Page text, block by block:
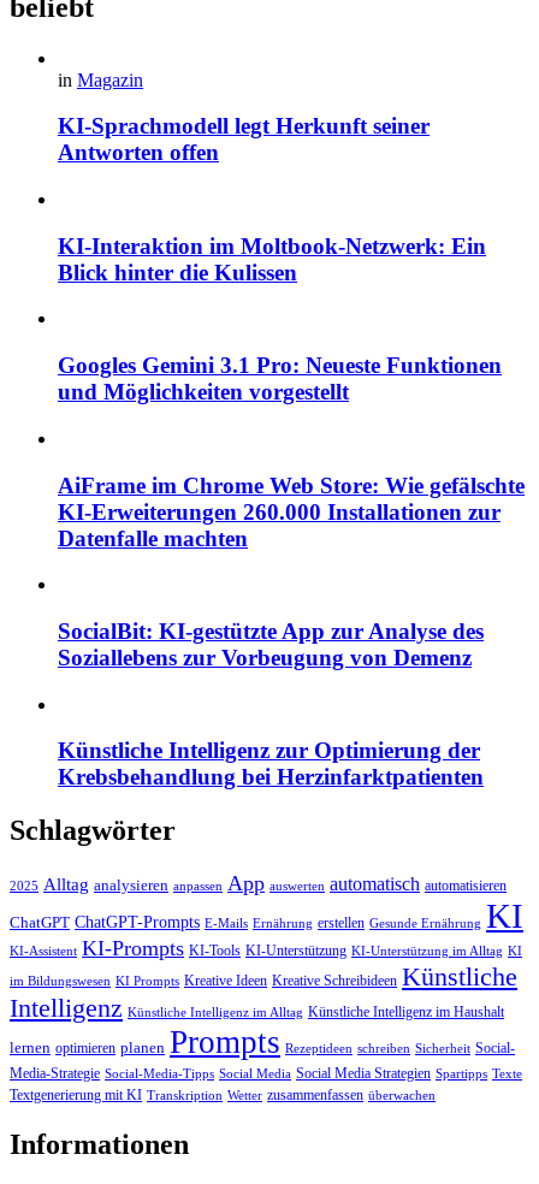
beliebt
in Magazin
KI-Sprachmodell legt Herkunft seiner
Antworten offen
KI-Interaktion im Moltbook-Netzwerk: Ein
Blick hinter die Kulissen
Googles Gemini 3.1 Pro: Neueste Funktionen
und Möglichkeiten vorgestellt
AiFrame im Chrome Web Store: Wie gefälschte
KI-Erweiterungen 260.000 Installationen zur
Datenfalle machten
SocialBit: KI-gestützte App zur Analyse des
Soziallebens zur Vorbeugung von Demenz
Künstliche Intelligenz zur Optimierung der
Krebsbehandlung bei Herzinfarktpatienten
Schlagwörter
2025 Alltag analysieren anpassen App auswerten automatisch automatisieren
ChatGPT ChatGPT-Prompts E-Mails Ernährung erstellen Gesunde Ernährung KI
KI-Assistent KI-Prompts KI-Tools KI-Unterstützung KI-Unterstützung im Alltag KI
im Bildungswesen KI Prompts Kreative Ideen Kreative Schreibideen Künstliche
Intelligenz Künstliche Intelligenz im Alltag Künstliche Intelligenz im Haushalt
lernen optimieren planen Prompts Rezeptideen schreiben Sicherheit Social-
Media-Strategie Social-Media-Tipps Social Media Social Media Strategien Spartipps Texte
Textgenerierung mit KI Transkription Wetter zusammenfassen überwachen
Informationen